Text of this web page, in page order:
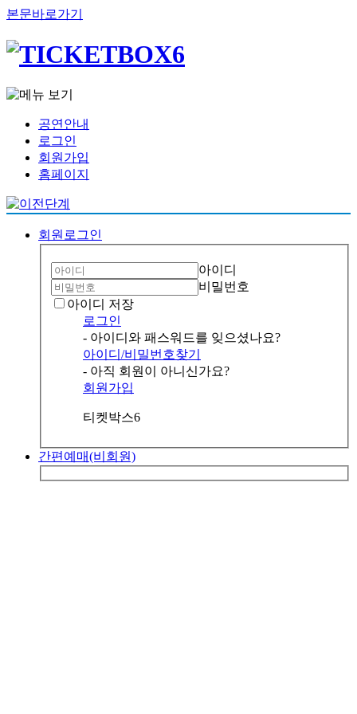
본문바로가기
공연안내
로그인
회원가입
홈페이지
회원로그인
아이디
비밀번호
아이디 저장
로그인
- 아이디와 패스워드를 잊으셨나요?
아이디/비밀번호찾기
- 아직 회원이 아니신가요?
회원가입
티켓박스6
간편예매(비회원)